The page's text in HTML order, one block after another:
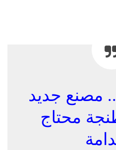
مصنع جديد
محتاج